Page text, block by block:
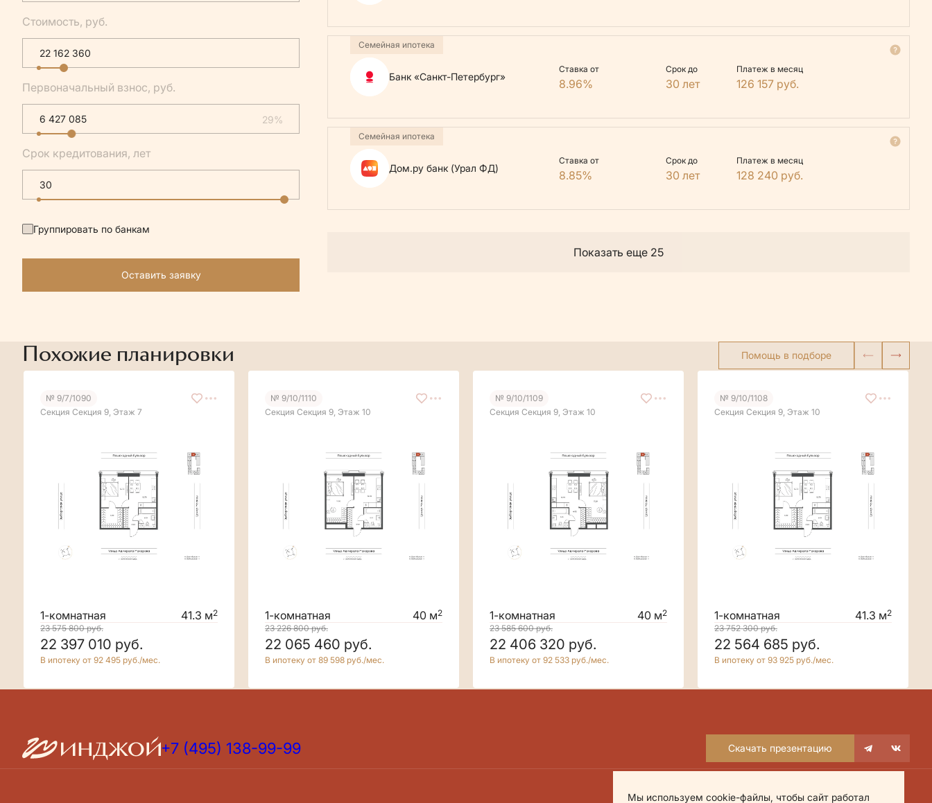
Стоимость, руб.
Первоначальный взнос, руб.
29%
Срок кредитования, лет
Группировать по банкам
Оставить заявку
Банк «Санкт-Петербург»
Семейная ипотека
Ставка от
8.96%
Срок до
30 лет
Платеж в месяц
126 157 руб.
Дом.ру банк (Урал ФД)
Семейная ипотека
Ставка от
8.85%
Срок до
30 лет
Платеж в месяц
128 240 руб.
Показать еще 25
Похожие планировки Помощь в подборе
№ 9/7/1090
Секция Секция 9, Этаж 7
1-комнатная 41.3 м2
23 575 800руб.
22 397 010 руб.
В ипотеку от 92 495 руб./мес.
№ 9/10/1110
Секция Секция 9, Этаж 10
1-комнатная 40 м2
23 226 800руб.
22 065 460 руб.
В ипотеку от 89 598 руб./мес.
№ 9/10/1109
Секция Секция 9, Этаж 10
1-комнатная 40 м2
23 585 600руб.
22 406 320 руб.
В ипотеку от 92 533 руб./мес.
№ 9/10/1108
Секция Секция 9, Этаж 10
1-комнатная 41.3 м2
23 752 300руб.
22 564 685 руб.
В ипотеку от 93 925 руб./мес.
+7 (495) 138-99-99 Скачать презентацию
Мы используем cookie-файлы, чтобы сайт работал